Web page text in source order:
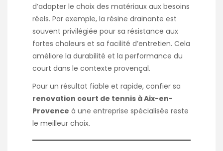
d’adapter le choix des matériaux aux besoins
réels. Par exemple, la résine drainante est
souvent privilégiée pour sa résistance aux
fortes chaleurs et sa facilité d’entretien. Cela
améliore la durabilité et la performance du
court dans le contexte provençal.
Pour un résultat fiable et rapide, confier sa
renovation court de tennis à Aix-en-
Provence à une entreprise spécialisée reste
le meilleur choix.